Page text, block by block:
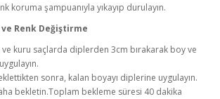
koruma şampuanıyla yıkayıp durulayın.
ve Renk Değiştirme
ve kuru saçlarda diplerden 3cm bırakarak boy ve
sonra, kalan boyayı diplerine uygulayın.
bekletin.Toplam bekleme süresi 40 dakika